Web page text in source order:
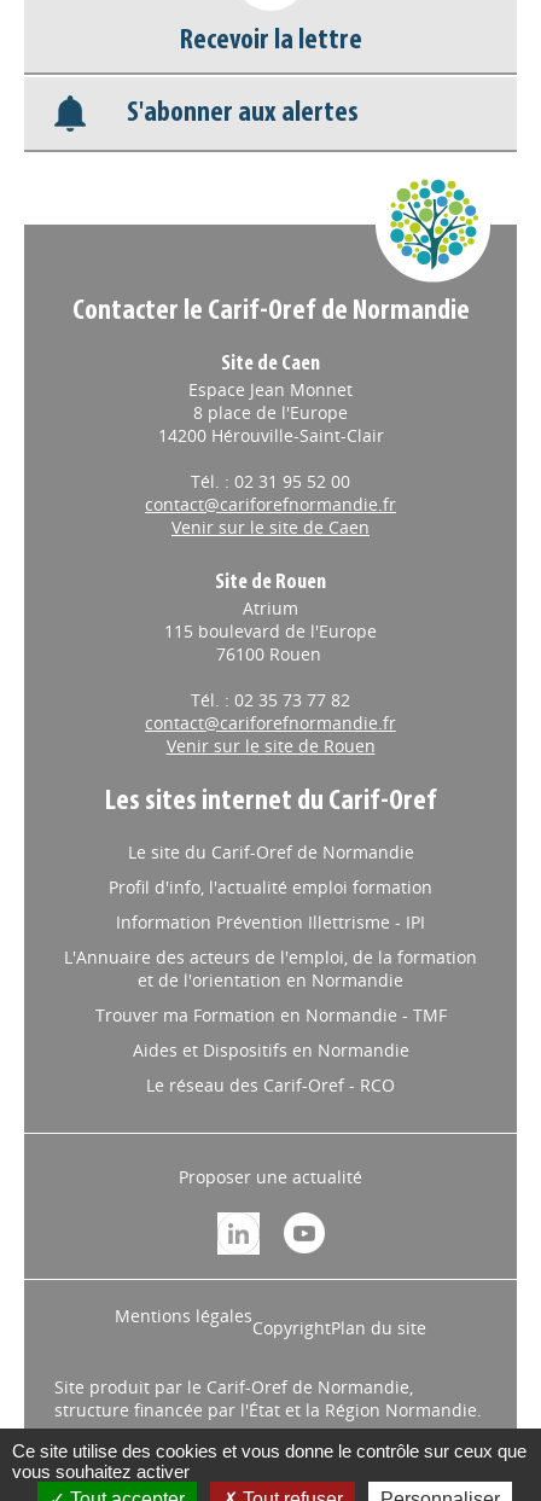
Nos veilles Scoop.it
Appels à projets
Recevoir la lettre
S'abonner aux alertes
Contacter le Carif-Oref de Normandie
Site de Caen
Espace Jean Monnet
8 place de l'Europe
14200 Hérouville-Saint-Clair
Tél. : 02 31 95 52 00
contact@cariforefnormandie.fr
Venir sur le site de Caen
Site de Rouen
Atrium
115 boulevard de l'Europe
76100 Rouen
Tél. : 02 35 73 77 82
contact@cariforefnormandie.fr
Venir sur le site de Rouen
Les sites internet du Carif-Oref
Le site du Carif-Oref de Normandie
Profil d'info, l'actualité emploi formation
Information Prévention Illettrisme - IPI
L'Annuaire des acteurs de l'emploi, de la formation
et de l'orientation en Normandie
Trouver ma Formation en Normandie - TMF
Aides et Dispositifs en Normandie
Le réseau des Carif-Oref - RCO
Proposer une actualité
Mentions légales
CopyrightPlan du site
Site produit par le Carif-Oref de Normandie,
structure financée par l'État et la Région Normandie.
Ce site utilise des cookies et vous donne le contrôle sur ceux que
vous souhaitez activer